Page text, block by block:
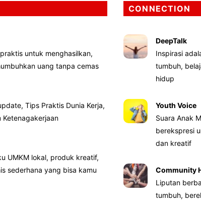
untuk menghasilkan,
uang tanpa cemas
Tips Praktis Dunia Kerja,
Ketenagakerjaan
UMKM lokal, produk kreatif,
sederhana yang bisa kamu
CONNECTION
DeepTalk
Inspirasi
tumbuh,
hidup
Youth Voice
Suara Anak
berekspresi
dan kreatif
Community
Liputan
tumbuh,